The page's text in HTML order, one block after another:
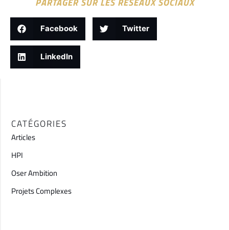
Facebook Twitter
LinkedIn
CATÉGORIES
Articles
HPI
Oser Ambition
Projets Complexes